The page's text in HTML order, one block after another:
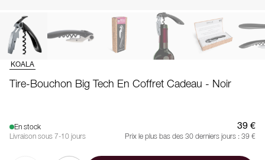
KOALA
Tire-Bouchon Big Tech En Coffret Cadeau - Noir
En stock
Livraison sous 7-10 jours
39 €
Prix le plus bas des 30 derniers jours : 39 €